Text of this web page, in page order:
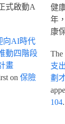
式啟動A
向AI時代
動四階段
畫
on 保險
健
年
康
The
支
劃
104.